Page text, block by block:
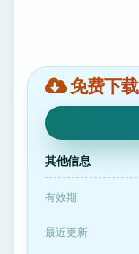
免费下载
其他信息
有效期
最近更新